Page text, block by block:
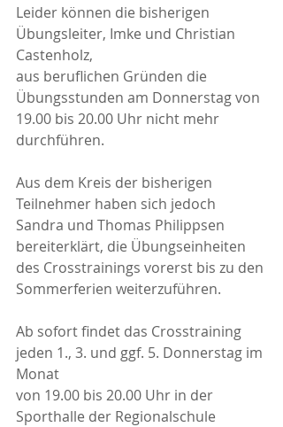
Leider können die bisherigen
Übungsleiter, Imke und Christian
Castenholz,
aus beruflichen Gründen die
Übungsstunden am Donnerstag von
19.00 bis 20.00 Uhr nicht mehr
durchführen.
Aus dem Kreis der bisherigen
Teilnehmer haben sich jedoch
Sandra und Thomas Philippsen
bereiterklärt, die Übungseinheiten
des Crosstrainings vorerst bis zu den
Sommerferien weiterzuführen.
Ab sofort findet das Crosstraining
jeden 1., 3. und ggf. 5. Donnerstag im
Monat
von 19.00 bis 20.00 Uhr in der
Sporthalle der Regionalschule